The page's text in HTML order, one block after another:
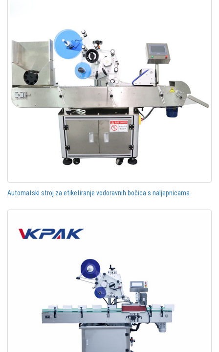
Automatski stroj za etiketiranje vodoravnih bočica s naljepnicama